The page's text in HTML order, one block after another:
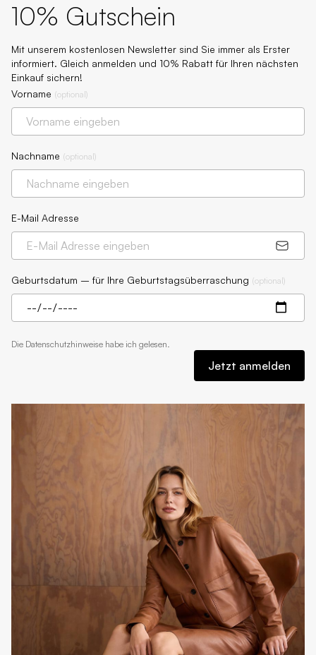
10% Gutschein
Mit unserem kostenlosen Newsletter sind Sie immer als Erster
informiert. Gleich anmelden und 10% Rabatt für Ihren nächsten
Einkauf sichern!
Vorname (optional)
Nachname (optional)
E-Mail Adresse
Geburtsdatum – für Ihre Geburtstagsüberraschung (optional)
Die Datenschutzhinweise habe ich gelesen.
Jetzt anmelden